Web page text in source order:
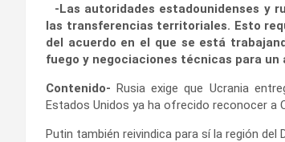
-Las autoridades estadounidenses y
las transferencias territoriales. Esto
del acuerdo en el que se está
fuego y negociaciones técnicas para un
Contenido- Rusia exige que Ucrania
Estados Unidos ya ha ofrecido reconocer a
Putin también reivindica para sí la región del